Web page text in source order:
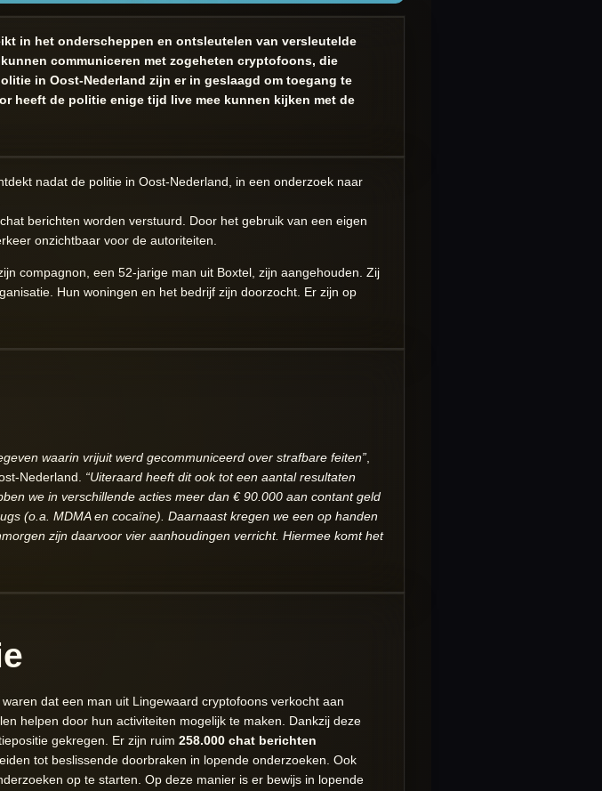
in het onderscheppen en ontsleutelen van versleutelde
communiceren met zogeheten cryptofoons, die
in Oost-Nederland zijn er in geslaagd om toegang te
heeft de politie enige tijd live mee kunnen kijken met de
nadat de politie in Oost-Nederland, in een onderzoek naar
berichten worden verstuurd. Door het gebruik van een eigen
onzichtbaar voor de autoriteiten.
compagnon, een 52-jarige man uit Boxtel, zijn aangehouden. Zij
Hun woningen en het bedrijf zijn doorzocht. Er zijn op
waarin vrijuit werd gecommuniceerd over strafbare feiten”
Nederland. “Uiteraard heeft dit ook tot een aantal resultaten
we in verschillende acties meer dan € 90.000 aan contant geld
(o.a. MDMA en cocaïne). Daarnaast kregen we een op handen
zijn daarvoor vier aanhoudingen verricht. Hiermee komt het
dat een man uit Lingewaard cryptofoons verkocht aan
helpen door hun activiteiten mogelijk te maken. Dankzij deze
gekregen. Er zijn ruim 258.000 chat berichten
tot beslissende doorbraken in lopende onderzoeken. Ook
op te starten. Op deze manier is er bewijs in lopende